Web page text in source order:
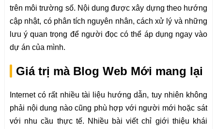
trên môi trường số. Nội dung được xây dựng theo hướng
cập nhật, có phân tích nguyên nhân, cách xử lý và những
lưu ý quan trọng để người đọc có thể áp dụng ngay vào
dự án của mình.
Giá trị mà Blog Web Mới mang lại
Internet có rất nhiều tài liệu hướng dẫn, tuy nhiên không
phải nội dung nào cũng phù hợp với người mới hoặc sát
với nhu cầu thực tế. Nhiều bài viết chỉ giới thiệu khái